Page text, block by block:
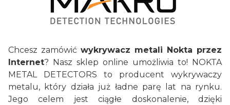
Chcesz zamówić wykrywacz metali Nokta przez
Internet? Nasz sklep online umożliwia to! NOKTA
METAL DETECTORS to producent wykrywaczy
metalu, który działa już ładne parę lat na rynku.
Jego celem jest ciągłe doskonalenie, dzięki